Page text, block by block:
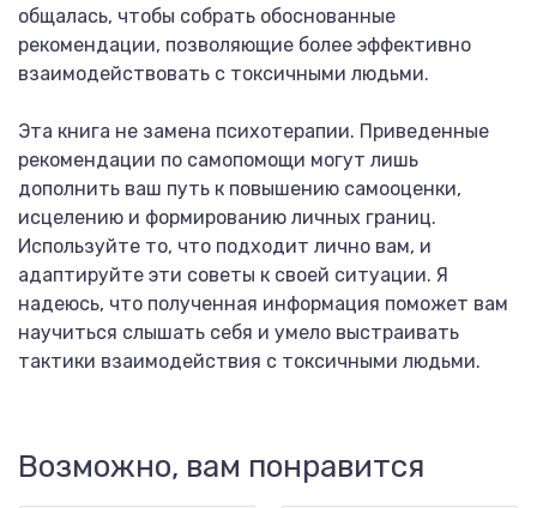
общалась, чтобы собрать обоснованные
рекомендации, позволяющие более эффективно
взаимодействовать с токсичными людьми.
Эта книга не замена психотерапии. Приведенные
рекомендации по самопомощи могут лишь
дополнить ваш путь к повышению самооценки,
исцелению и формированию личных границ.
Используйте то, что подходит лично вам, и
адаптируйте эти советы к своей ситуации. Я
надеюсь, что полученная информация поможет вам
научиться слышать себя и умело выстраивать
тактики взаимодействия с токсичными людьми.
Возможно, вам понравится